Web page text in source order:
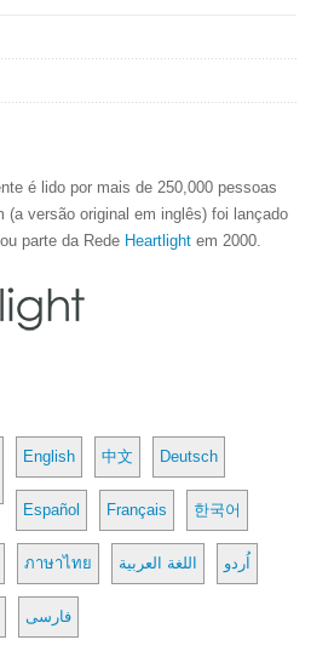
é lido por mais de 250,000 pessoas
(a versão original em inglês) foi lançado
parte da Rede Heartlight em 2000.
English 中文 Deutsch
Español Français 한국어
ภาษาไทย اللغة العربية اُردو
فارسی